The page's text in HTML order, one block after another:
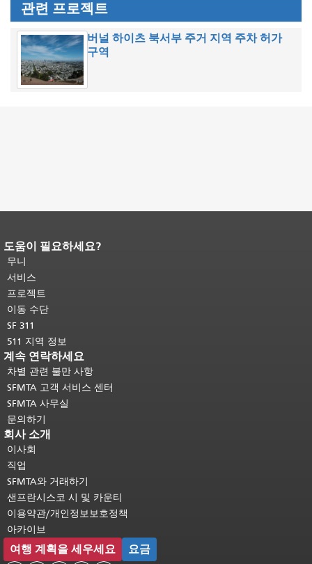
관련 프로젝트
버널 하이츠 북서부 주거 지역 주차 허가
구역
페이지 내용 끝입니다.이 페이지의 나
머지 내용은 모든 페이지에 반복됩니
다.메인 콘텐츠 상단으로 돌아가려면
여기를 클릭하십시오
도움이 필요하세요?
무니
서비스
프로젝트
이동 수단
SF 311
511 지역 정보
계속 연락하세요
차별 관련 불만 사항
SFMTA 고객 서비스 센터
SFMTA 사무실
문의하기
회사 소개
이사회
직업
SFMTA와 거래하기
샌프란시스코 시 및 카운티
이용약관/개인정보보호정책
아카이브
여행 계획을 세우세요 요금